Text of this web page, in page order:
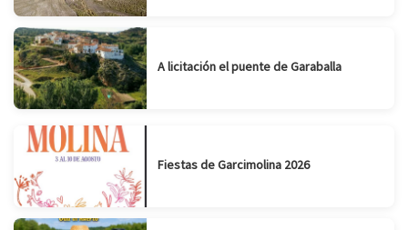
A licitación el puente de Garaballa
Fiestas de Garcimolina 2026